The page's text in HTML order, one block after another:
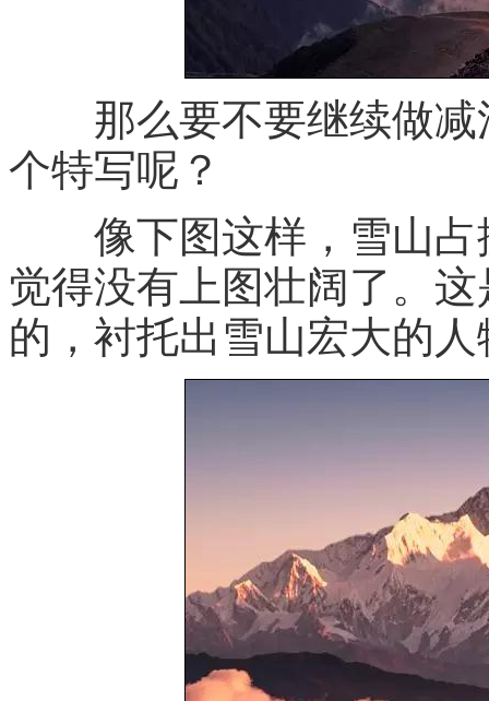
那么要不要继续做减
个特写呢？
像下图这样，雪山占
觉得没有上图壮阔了。
的，衬托出雪山宏大的